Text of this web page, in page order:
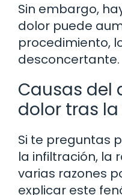
Sin embargo,
dolor puede
procedimiento,
desconcertante.
Causas del
dolor tras
Si te preguntas
la infiltración, la
varias razones
explicar este